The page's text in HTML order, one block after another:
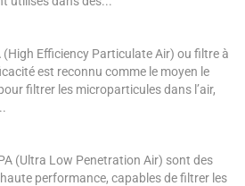
(High Efficiency Particulate Air) ou filtre à
est reconnu comme le moyen le
filtrer les microparticules dans l’air,
(Ultra Low Penetration Air) sont des
performance, capables de filtrer les